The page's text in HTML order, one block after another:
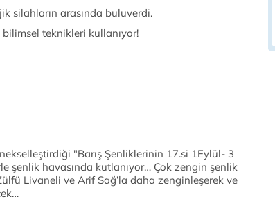
silahların arasında buluverdi.
teknikleri kullanıyor!
"Barış Şenliklerinin 17.si 1Eylül- 3
şenlik havasında kutlanıyor… Çok zengin şenlik
Livaneli ve Arif Sağ’la daha zenginleşerek ve